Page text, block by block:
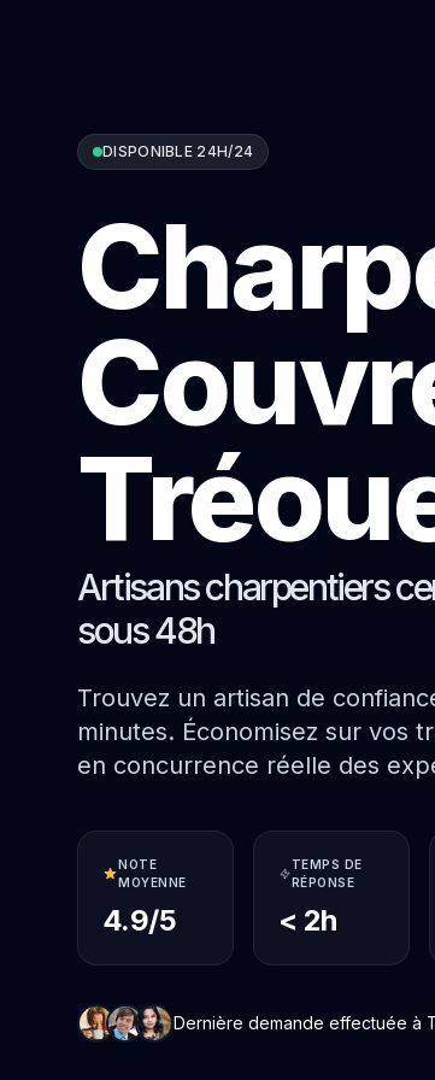
DISPONIBLE 24H/24
Artisans charpentiers
sous 48h
Trouvez un artisan de
minutes. Économisez sur vos
en concurrence réelle des
NOTE
MOYENNE
4.9/5
TEMPS DE
RÉPONSE
< 2h
Dernière demande effectuée à